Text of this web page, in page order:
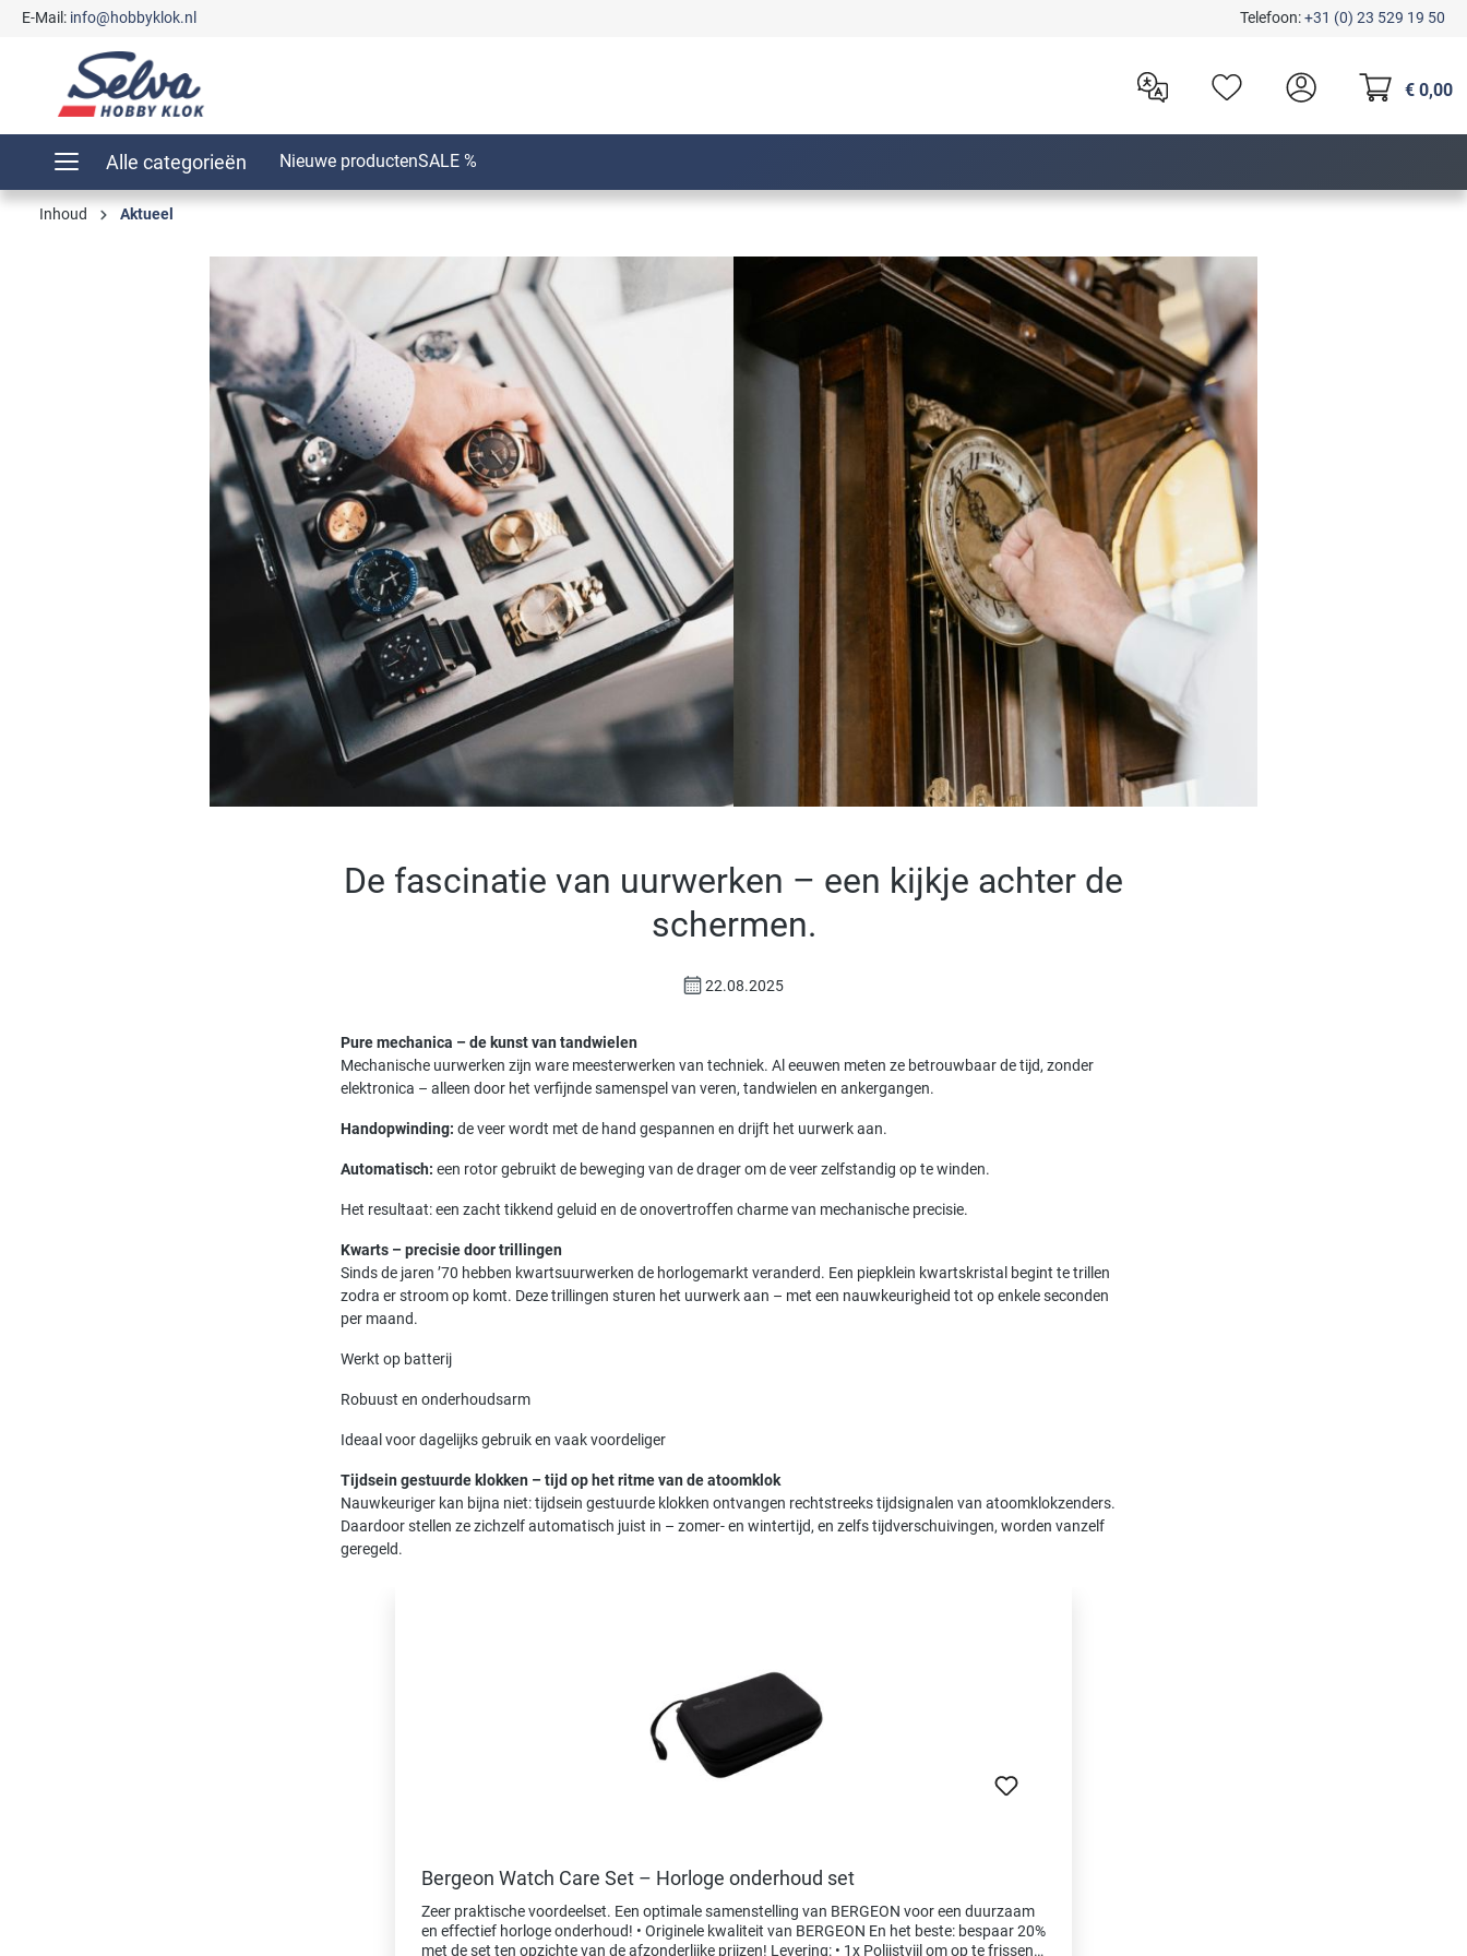
Ga naar de hoofdnavigatie
E-Mail: info@hobbyklok.nl Telefoon:+31 (0) 23 529 19 50
€ 0,00
Alle categorieën Nieuwe productenSALE %
Inhoud Aktueel
De fascinatie van uurwerken – een kijkje achter de
schermen.
22.08.2025
Pure mechanica – de kunst van tandwielen
Mechanische uurwerken zijn ware meesterwerken van techniek. Al eeuwen meten ze betrouwbaar de tijd, zonder
elektronica – alleen door het verfijnde samenspel van veren, tandwielen en ankergangen.
Handopwinding: de veer wordt met de hand gespannen en drijft het uurwerk aan.
Automatisch: een rotor gebruikt de beweging van de drager om de veer zelfstandig op te winden.
Het resultaat: een zacht tikkend geluid en de onovertroffen charme van mechanische precisie.
Kwarts – precisie door trillingen
Sinds de jaren ’70 hebben kwartsuurwerken de horlogemarkt veranderd. Een piepklein kwartskristal begint te trillen
zodra er stroom op komt. Deze trillingen sturen het uurwerk aan – met een nauwkeurigheid tot op enkele seconden
per maand.
Werkt op batterij
Robuust en onderhoudsarm
Ideaal voor dagelijks gebruik en vaak voordeliger
Tijdsein gestuurde klokken – tijd op het ritme van de atoomklok
Nauwkeuriger kan bijna niet: tijdsein gestuurde klokken ontvangen rechtstreeks tijdsignalen van atoomklokzenders.
Daardoor stellen ze zichzelf automatisch juist in – zomer- en wintertijd, en zelfs tijdverschuivingen, worden vanzelf
geregeld.
Bergeon Watch Care Set – Horloge onderhoud set
Zeer praktische voordeelset. Een optimale samenstelling van BERGEON voor een duurzaam
en effectief horloge onderhoud! • Originele kwaliteit van BERGEON En het beste: bespaar 20%
met de set ten opzichte van de afzonderlijke prijzen! Levering: • 1x Polijstvijl om op te frissen -